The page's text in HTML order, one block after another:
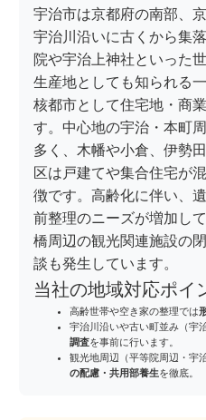
宇治市は京都府の南部、
宇治川沿いに古くから集
院や宇治上神社といった
生産地としても知られる
核都市として住宅地・商
す。中心地の宇治・本町
多く、木幡や小倉、伊勢
区は戸建てや集合住宅が
徴です。高齢化に伴い、
前整理のニーズが増加し
橋周辺の観光関連施設の
談も発生しています。
当社の地域対応ポイ
高齢世帯や空き家の整理では
宇治川沿いや古い町並み（宇
調査を事前に行います。
観光地周辺（平等院周辺・宇
の配慮・共用部養生を徹底。